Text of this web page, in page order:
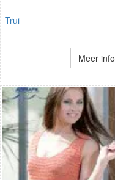
Trui
Meer info